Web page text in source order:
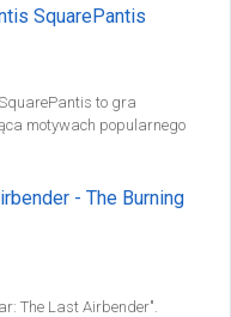
SquarePantis
to gra
motywach popularnego
Rozgwiazdą trafia na
- The Burning
The Last Airbender".